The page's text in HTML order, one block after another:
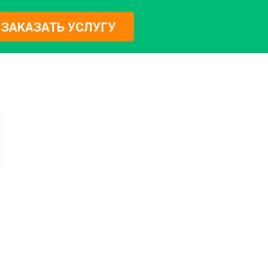
ЗАКАЗАТЬ УСЛУГУ